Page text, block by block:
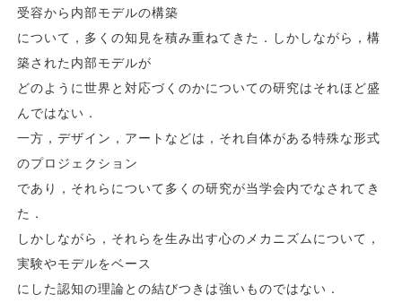
受容から内部モデルの構築
について，多くの知見を積み重ねてきた．しかしながら，構
築された内部モデルが
どのように世界と対応づくのかについての研究はそれほど盛
んではない．
一方，デザイン，アートなどは，それ自体がある特殊な形式
のプロジェクション
であり，それらについて多くの研究が当学会内でなされてき
た．
しかしながら，それらを生み出す心のメカニズムについて，
実験やモデルをベース
にした認知の理論との結びつきは強いものではない．